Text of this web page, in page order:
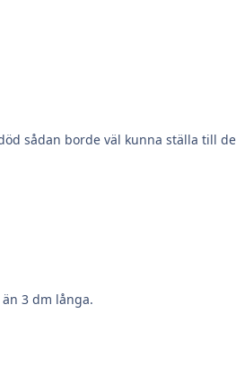
sådan borde väl kunna ställa till
3 dm långa.